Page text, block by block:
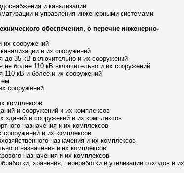
и канализации
и управления инженерными системами
обеспечения, о перечне инженерно-
их сооружений
и их сооружений
до 35 кВ включительно и их сооружений
не более 110 кВ включительно и их сооружений
110 кВ и более и их сооружений
сооружений
комплексов
и сооружений и их комплексов
зданий и сооружений и их комплексов
назначения и их комплексов
сооружений и их комплексов
назначения и их комплексов
назначения и их комплексов
назначения и их комплексов
хранения, переработки и утилизации отходов и их